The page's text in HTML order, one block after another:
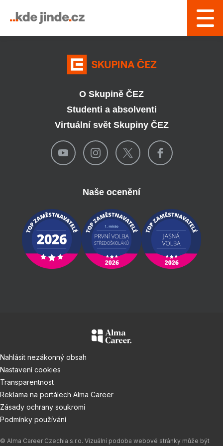
O Skupině ČEZ
Studenti a absolventi
Virtuální svět Skupiny ČEZ
Naše ocenění
Nahlásit nezákonný obsah
Nastavení cookies
Transparentnost
Reklama na portálech Alma Career
Zásady ochrany soukromí
Podmínky používání
© Alma Career Czechia s.r.o. Vizuální podoba webové stránky může být